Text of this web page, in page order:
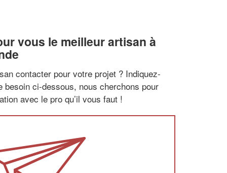
vous le meilleur artisan à
contacter pour votre projet ? Indiquez-
besoin ci-dessous, nous cherchons pour
avec le pro qu’il vous faut !